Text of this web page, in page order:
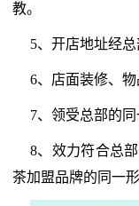
教。
5、开店地址经总
6、店面装修、物
7、领受总部的同
8、效力符合总
茶加盟品牌的同一形